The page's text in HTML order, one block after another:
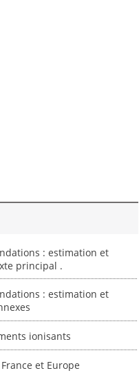
: estimation et
principal .
: estimation et
ionisants
et Europe